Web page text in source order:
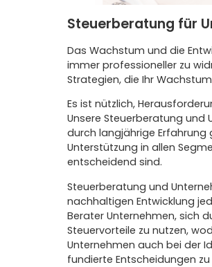
Steuerberatung für
Das Wachstum und die
immer professioneller zu
Strategien, die Ihr
Es ist nützlich,
Unsere Steuerberatung und
durch langjährige Erfahrung
Unterstützung in allen
entscheidend sind.
Steuerberatung und
nachhaltigen Entwicklung
Berater Unternehmen, sich
Steuervorteile zu nutzen,
Unternehmen auch bei der
fundierte Entscheidungen